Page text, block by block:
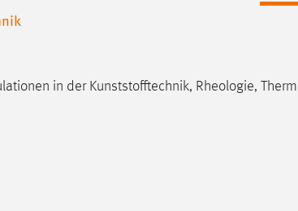
in der Kunststofftechnik, Rheologie,